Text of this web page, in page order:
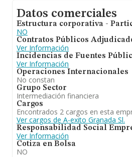
Datos comerciales
Estructura corporativa -
NO
Contratos Públicos
Ver Información
Incidencias de Fuentes
Ver Información
Operaciones Internacionales
No constan
Grupo Sector
Intermediación financiera
Cargos
Encontrados 2 cargos en esta
Ver cargos de A-exito Granada Sl.
Responsabilidad Social
Ver Información
Cotiza en Bolsa
NO